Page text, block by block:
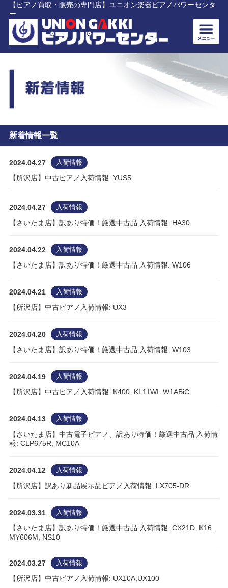
【ピアノ買取・販売の専門店】ユニオン楽器ピアノパワーセンタ
ー
新着情報一覧
2024.04.27 入荷情報
【所沢店】中古ピアノ入荷情報: YUS5
2024.04.27 入荷情報
【さいたま店】訳あり特価！厳選中古品 入荷情報: HA30
2024.04.22 入荷情報
【さいたま店】訳あり特価！厳選中古品 入荷情報: W106
2024.04.21 入荷情報
【所沢店】中古ピアノ入荷情報: UX3
2024.04.20 入荷情報
【さいたま店】訳あり特価！厳選中古品 入荷情報: W103
2024.04.19 入荷情報
【所沢店】中古ピアノ入荷情報: K400, KL11WI, W1ABiC
2024.04.13 入荷情報
【さいたま店】中古電子ピアノ、訳あり特価！厳選中古品 入荷情
報: CLP675R, MC10A
2024.04.12 入荷情報
【所沢店】訳あり新品展示品ピアノ入荷情報: LX705-DR
2024.03.31 入荷情報
【さいたま店】訳あり特価！厳選中古品 入荷情報: CX21D, K16,
MY606M, NS10
2024.03.27 入荷情報
【所沢店】中古ピアノ入荷情報: UX10A,UX100